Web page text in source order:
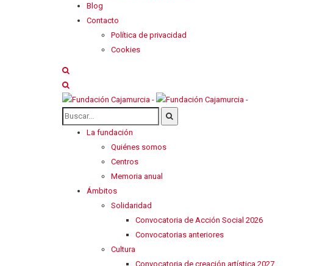
Blog
Contacto
Política de privacidad
Cookies
La fundación
Quiénes somos
Centros
Memoria anual
Ámbitos
Solidaridad
Convocatoria de Acción Social 2026
Convocatorias anteriores
Cultura
Convocatoria de creación artística 2027